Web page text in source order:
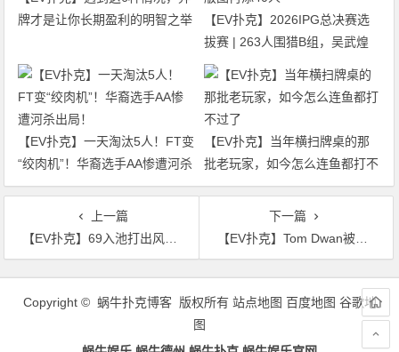
牌才是让你长期盈利的明智之举
【EV扑克】2026IPG总决赛选
拔赛 | 263人围猎B组，吴武煌
54.4万领跑，主赛第一轮晋级版
【EV扑克】一天淘汰5人！FT变
“绞肉机”！华裔选手AA惨遭河杀
出局！
【EV扑克】当年横扫牌桌的那
批老玩家，如今怎么连鱼都打不
过了
上一篇
【EV扑克】69入池打出风采！国人Tony夺PGT美国站#2冠军，稳居2023世界第一头衔
下一篇
【EV扑克】Tom Dwan被爆输掉900万刀惊天底池：“他看起来像只是输掉了300”
文
Copyright © 蜗牛扑克博客 版权所有 站点地图 百度地图 谷歌地
图